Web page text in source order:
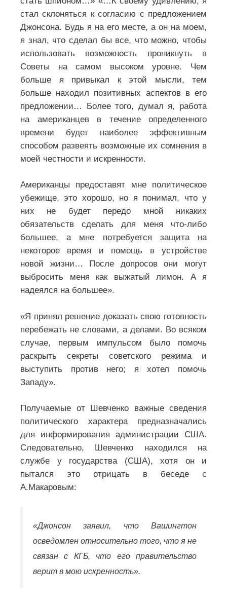
стал склоняться к согласию с предложением
Джонсона. Будь я на его месте, а он на моем,
я знал, что сделал бы все, что можно, чтобы
использовать возможность проникнуть в
Советы на самом высоком уровне. Чем
больше я привыкал к этой мысли, тем
больше находил позитивных аспектов в его
предложении… Более того, думал я, работа
на американцев в течение определенного
времени будет наиболее эффективным
способом развеять возможные их сомнения в
моей честности и искренности.
Американцы предоставят мне политическое
убежище, это хорошо, но я понимал, что у
них не будет передо мной никаких
обязательств сделать для меня что-либо
большее, а мне потребуется защита на
некоторое время и помощь в устройстве
новой жизни… После допросов они могут
выбросить меня как выжатый лимон. А я
надеялся на большее».
«Я принял решение доказать свою готовность
перебежать не словами, а делами. Во всяком
случае, первым импульсом было помочь
раскрыть секреты советского режима и
выступить против него; я хотел помочь
Западу».
Получаемые от Шевченко важные сведения
политического характера предназначались
для информирования администрации США.
Следовательно, Шевченко находился на
службе у государства (США), хотя он и
пытался это отрицать в беседе с
А.Макаровым:
«Джонсон заявил, что Вашингтон
осведомлен относительно того, что я не
связан с КГБ, что его правительство
верит в мою искренность».